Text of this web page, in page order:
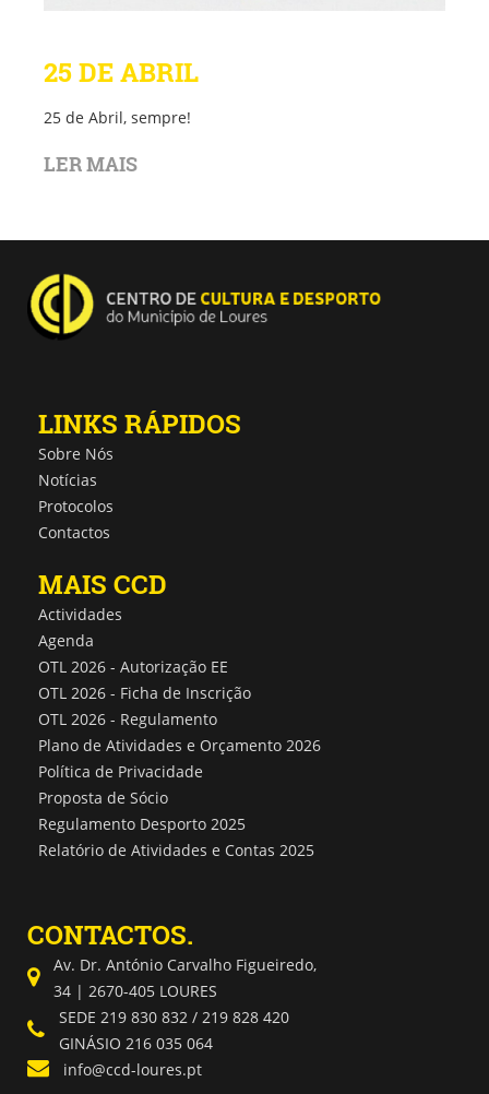
25 DE ABRIL
25 de Abril, sempre!
LER MAIS
LINKS RÁPIDOS
Sobre Nós
Notícias
Protocolos
Contactos
MAIS CCD
Actividades
Agenda
OTL 2026 - Autorização EE
OTL 2026 - Ficha de Inscrição
OTL 2026 - Regulamento
Plano de Atividades e Orçamento 2026
Política de Privacidade
Proposta de Sócio
Regulamento Desporto 2025
Relatório de Atividades e Contas 2025
CONTACTOS.
Av. Dr. António Carvalho Figueiredo,
34 | 2670-405 LOURES
SEDE 219 830 832 / 219 828 420
GINÁSIO 216 035 064
info@ccd-loures.pt